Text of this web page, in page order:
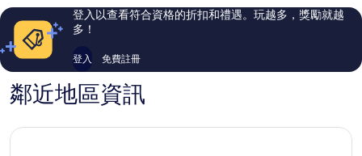
評
論
評
論
登入以查看符合資格的折扣和禮遇。玩越多，獎勵就越
多！
登入 免費註冊
鄰近地區資訊